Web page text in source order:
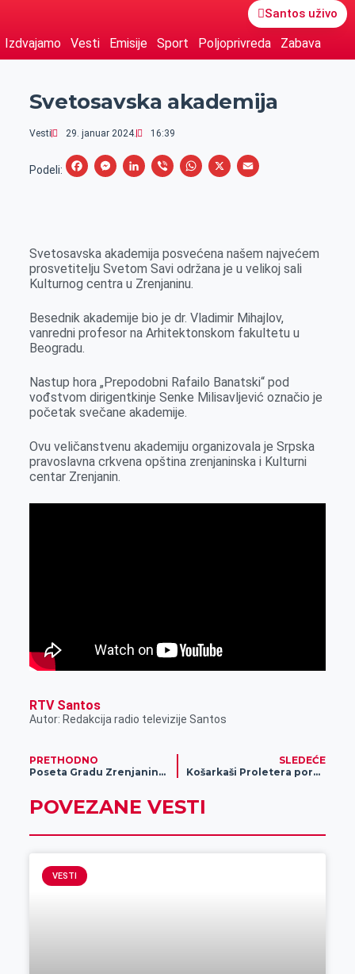
Santos uživo
Izdvajamo Vesti Emisije Sport Poljoprivreda Zabava
Svetosavska akademija
Vesti 29. januar 2024. 16:39
Podeli:
F
b
o
k
M
e
n
e
L
e
d
n
V
r
W
s
A
p
X
E
l
Svetosavska akademija posvećena našem najvećem
prosvetitelju Svetom Savi održana je u velikoj sali
Kulturnog centra u Zrenjaninu.
Besednik akademije bio je dr. Vladimir Mihajlov,
vanredni profesor na Arhitektonskom fakultetu u
Beogradu.
Nastup hora „Prepodobni Rafailo Banatski“ pod
vođstvom dirigentkinje Senke Milisavljević označio je
početak svečane akademije.
Ovu veličanstvenu akademiju organizovala je Srpska
pravoslavna crkvena opština zrenjaninska i Kulturni
centar Zrenjanin.
RTV Santos
Autor: Redakcija radio televizije Santos
PRETHODNO
Poseta Gradu Zrenjaninu dve kineske delegacije, u svetlu nastavka privredne saradnje i projekata koji realizuju kineske kompanije
SLEDEĆE
Košarkaši Proletera poraženi u derbiju od Radničkog
POVEZANE VESTI
VESTI